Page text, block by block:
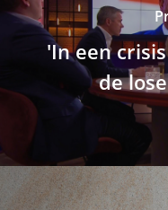
'In een
de